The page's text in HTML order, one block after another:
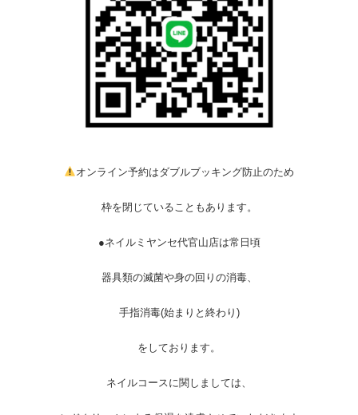
オンライン予約はダブルブッキング防止のため
枠を閉じていることもあります。
●ネイルミヤンセ代官山店は常日頃
器具類の滅菌や身の回りの消毒、
手指消毒(始まりと終わり)
をしております。
ネイルコースに関しましては、